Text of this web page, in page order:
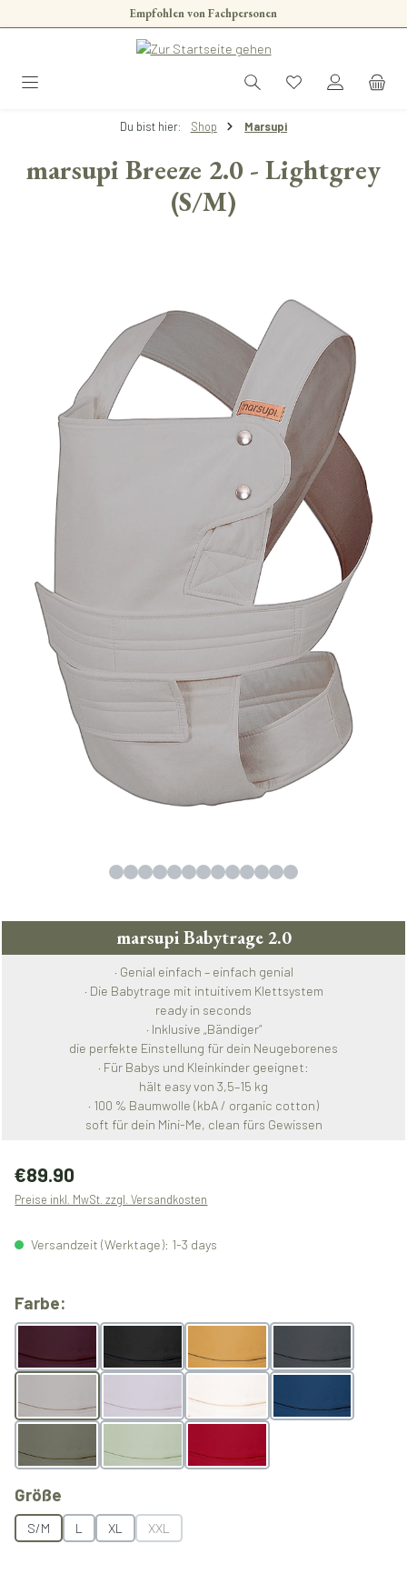
Zum Hauptinhalt springenEmpfohlen von Fachpersonen
Du bist hier: Shop Marsupi
marsupi Breeze 2.0 - Lightgrey
(S/M)
marsupi Babytrage 2.0
· Genial einfach – einfach genial
· Die Babytrage mit intuitivem Klettsystem
ready in seconds
· Inklusive „Bändiger“
die perfekte Einstellung für dein Neugeborenes
· Für Babys und Kleinkinder geeignet:
hält easy von 3,5–15 kg
· 100 % Baumwolle (kbA / organic cotton)
soft für dein Mini-Me, clean fürs Gewissen
Regulärer Preis:
€89.90
Preise inkl. MwSt. zzgl. Versandkosten
Versandzeit (Werktage): 1-3 days
Farbe:
Berry Black Butterscotch Grey
Light Grey Natur Ocean
Olive Pistachio Rubyred
Größe
S/M L XL XXL
(Diese Option ist zurzeit nicht verfügbar.)